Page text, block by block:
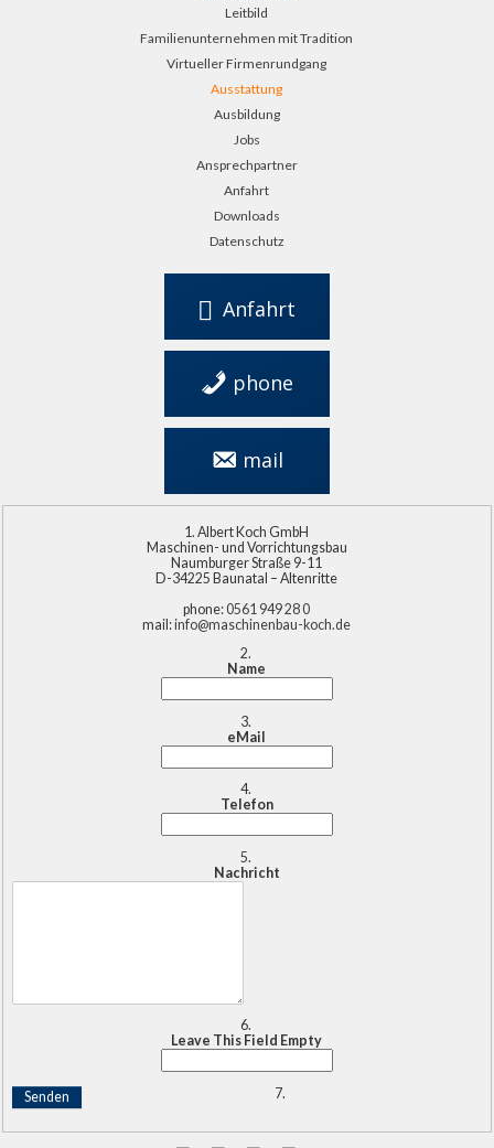
Leitbild
Familienunternehmen mit Tradition
Virtueller Firmenrundgang
Ausstattung
Ausbildung
Jobs
Ansprechpartner
Anfahrt
Downloads
Datenschutz
Anfahrt
phone
0561 949 28 0
mail
info@maschinenbau-
Albert Koch GmbH
Maschinen- und Vorrichtungsbau
Naumburger Straße 9-11
D-34225 Baunatal – Altenritte
phone:0561 949 28 0
mail:info@maschinenbau-koch.de
Name
eMail
Telefon
Nachricht
Leave This Field Empty